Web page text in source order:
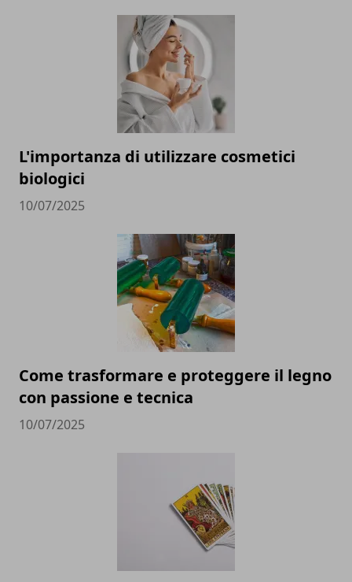
L'importanza di utilizzare cosmetici
biologici
10/07/2025
Come trasformare e proteggere il legno
con passione e tecnica
10/07/2025